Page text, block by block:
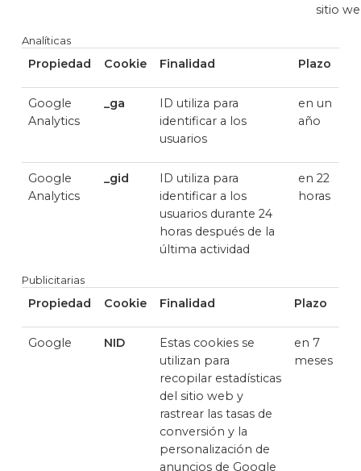
sitio
Analíticas
Propiedad Cookie Finalidad Plazo
Google
Analytics
_ga
ID utiliza para
identificar a los
usuarios
en un
año
Google
Analytics
_gid
ID utiliza para
identificar a los
usuarios durante 24
horas después de la
última actividad
en 22
horas
Publicitarias
Propiedad Cookie Finalidad Plazo
Google NID
Estas cookies se
utilizan para
recopilar estadísticas
del sitio web y
rastrear las tasas de
conversión y la
personalización de
anuncios de Google
en 7
meses